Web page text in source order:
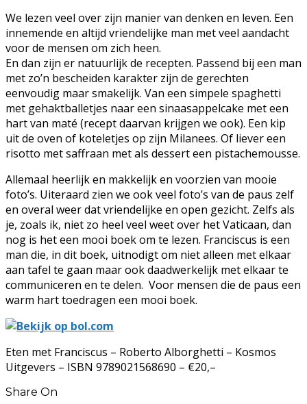
We lezen veel over zijn manier van denken en leven. Een
innemende en altijd vriendelijke man met veel aandacht
voor de mensen om zich heen.
En dan zijn er natuurlijk de recepten. Passend bij een man
met zo’n bescheiden karakter zijn de gerechten
eenvoudig maar smakelijk. Van een simpele spaghetti
met gehaktballetjes naar een sinaasappelcake met een
hart van maté (recept daarvan krijgen we ook). Een kip
uit de oven of koteletjes op zijn Milanees. Of liever een
risotto met saffraan met als dessert een pistachemousse.
Allemaal heerlijk en makkelijk en voorzien van mooie
foto’s. Uiteraard zien we ook veel foto’s van de paus zelf
en overal weer dat vriendelijke en open gezicht. Zelfs als
je, zoals ik, niet zo heel veel weet over het Vaticaan, dan
nog is het een mooi boek om te lezen. Franciscus is een
man die, in dit boek, uitnodigt om niet alleen met elkaar
aan tafel te gaan maar ook daadwerkelijk met elkaar te
communiceren en te delen. Voor mensen die de paus een
warm hart toedragen een mooi boek.
Eten met Franciscus – Roberto Alborghetti – Kosmos
Uitgevers – ISBN 9789021568690 – €20,–
Share On